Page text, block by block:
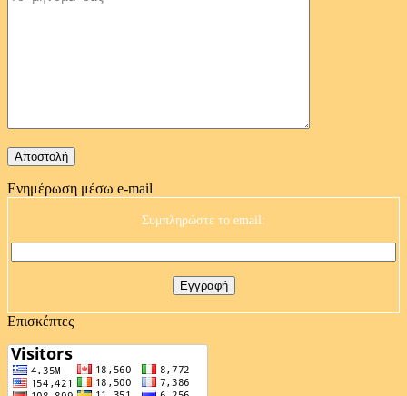
Ενημέρωση μέσω e-mail
Συμπληρώστε το email:
Επισκέπτες